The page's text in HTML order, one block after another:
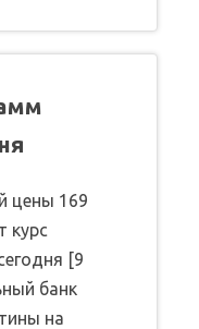
цены 169
курс
[9
банк
на